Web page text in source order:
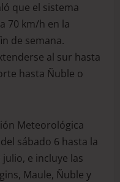
que el sistema
70 km/h en la
de semana.
al sur hasta
hasta Ñuble o
Meteorológica
sábado 6 hasta la
e incluye las
Maule, Ñuble y